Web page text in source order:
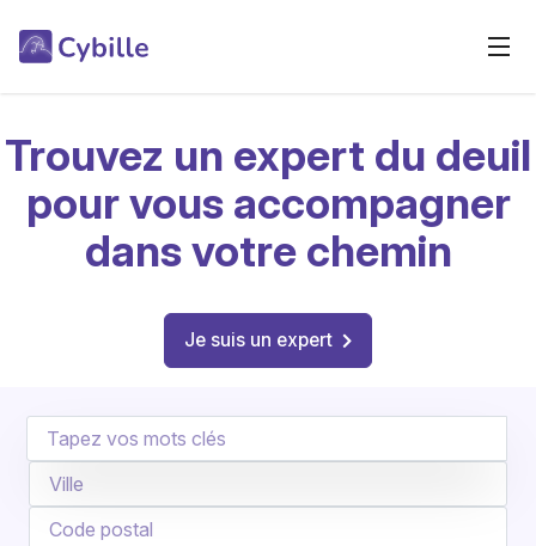
Trouvez un expert du deuil
pour vous accompagner
dans votre chemin
Je suis un expert